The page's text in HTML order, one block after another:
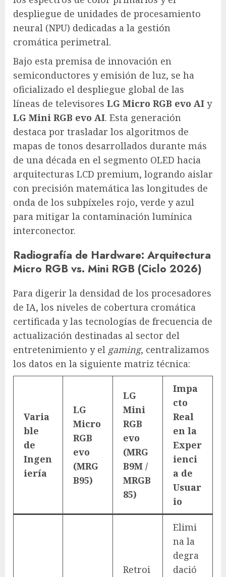
despliegue de unidades de procesamiento
neural (NPU) dedicadas a la gestión
cromática perimetral.
Bajo esta premisa de innovación en
semiconductores y emisión de luz, se ha
oficializado el despliegue global de las
líneas de televisores LG Micro RGB evo AI y
LG Mini RGB evo AI. Esta generación
destaca por trasladar los algoritmos de
mapas de tonos desarrollados durante más
de una década en el segmento OLED hacia
arquitecturas LCD premium, logrando aislar
con precisión matemática las longitudes de
onda de los subpíxeles rojo, verde y azul
para mitigar la contaminación lumínica
interconector.
Radiografía de Hardware: Arquitectura
Micro RGB vs. Mini RGB (Ciclo 2026)
Para digerir la densidad de los procesadores
de IA, los niveles de cobertura cromática
certificada y las tecnologías de frecuencia de
actualización destinadas al sector del
entretenimiento y el gaming, centralizamos
los datos en la siguiente matriz técnica:
Varia
ble
de
Ingen
iería
LG
Micro
RGB
evo
(MRG
B95)
LG
Mini
RGB
evo
(MRG
B9M /
MRGB
85)
Impa
cto
Real
en la
Exper
ienci
a de
Usuar
io
Retroi
Elimi
na la
degra
dació